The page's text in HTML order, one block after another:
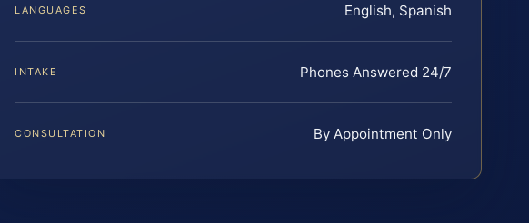
LANGUAGES English, Spanish
INTAKE Phones Answered 24/7
CONSULTATION By Appointment Only